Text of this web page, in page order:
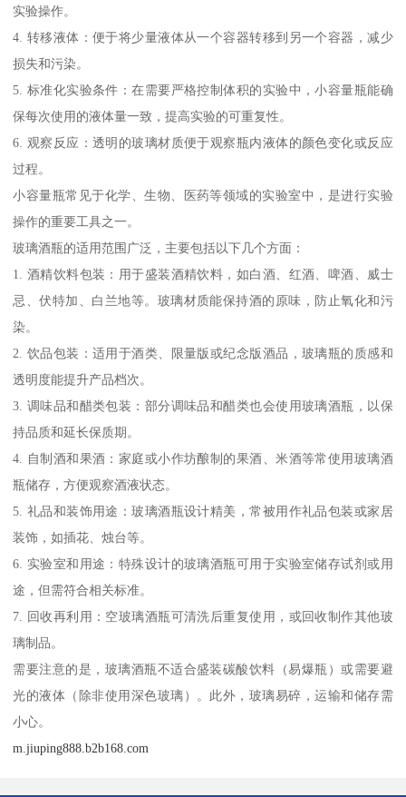
实验操作。
4. 转移液体：便于将少量液体从一个容器转移到另一个容器，减少
损失和污染。
5. 标准化实验条件：在需要严格控制体积的实验中，小容量瓶能确
保每次使用的液体量一致，提高实验的可重复性。
6. 观察反应：透明的玻璃材质便于观察瓶内液体的颜色变化或反应
过程。
小容量瓶常见于化学、生物、医药等领域的实验室中，是进行实验
操作的重要工具之一。
玻璃酒瓶的适用范围广泛，主要包括以下几个方面：
1. 酒精饮料包装：用于盛装酒精饮料，如白酒、红酒、啤酒、威士
忌、伏特加、白兰地等。玻璃材质能保持酒的原味，防止氧化和污
染。
2. 饮品包装：适用于酒类、限量版或纪念版酒品，玻璃瓶的质感和
透明度能提升产品档次。
3. 调味品和醋类包装：部分调味品和醋类也会使用玻璃酒瓶，以保
持品质和延长保质期。
4. 自制酒和果酒：家庭或小作坊酿制的果酒、米酒等常使用玻璃酒
瓶储存，方便观察酒液状态。
5. 礼品和装饰用途：玻璃酒瓶设计精美，常被用作礼品包装或家居
装饰，如插花、烛台等。
6. 实验室和用途：特殊设计的玻璃酒瓶可用于实验室储存试剂或用
途，但需符合相关标准。
7. 回收再利用：空玻璃酒瓶可清洗后重复使用，或回收制作其他玻
璃制品。
需要注意的是，玻璃酒瓶不适合盛装碳酸饮料（易爆瓶）或需要避
光的液体（除非使用深色玻璃）。此外，玻璃易碎，运输和储存需
小心。
m.jiuping888.b2b168.com